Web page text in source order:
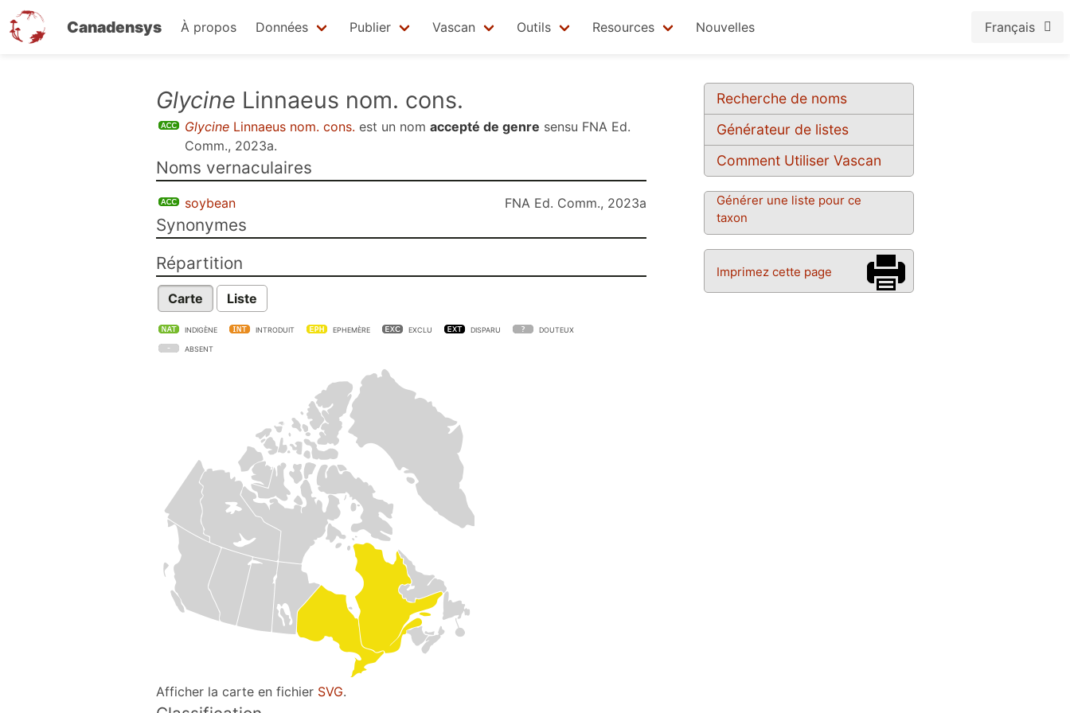
Canadensys À propos Données Publier Vascan Outils Resources Nouvelles Français
Recherche de noms
Générateur de listes
Comment Utiliser Vascan
Générer une liste pour ce
taxon
Imprimez cette page
Glycine Linnaeus nom. cons.
Glycine Linnaeus nom. cons. est un nom accepté de genre sensu FNA Ed.
Comm., 2023a.
Noms vernaculaires
soybean FNA Ed. Comm., 2023a
Synonymes
Répartition
Carte Liste
INDIGÈNE INTRODUIT EPHEMÈRE EXCLU DISPARU DOUTEUX
ABSENT
Afficher la carte en fichier SVG.